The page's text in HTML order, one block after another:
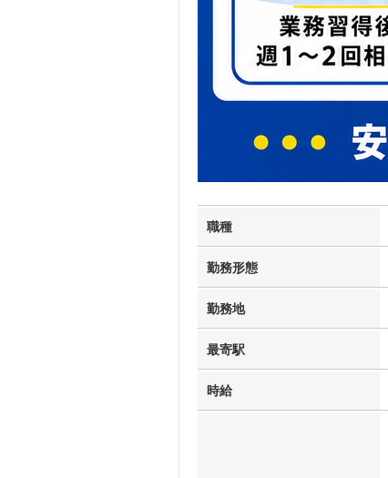
職種
勤務形態
勤務地
最寄駅
時給